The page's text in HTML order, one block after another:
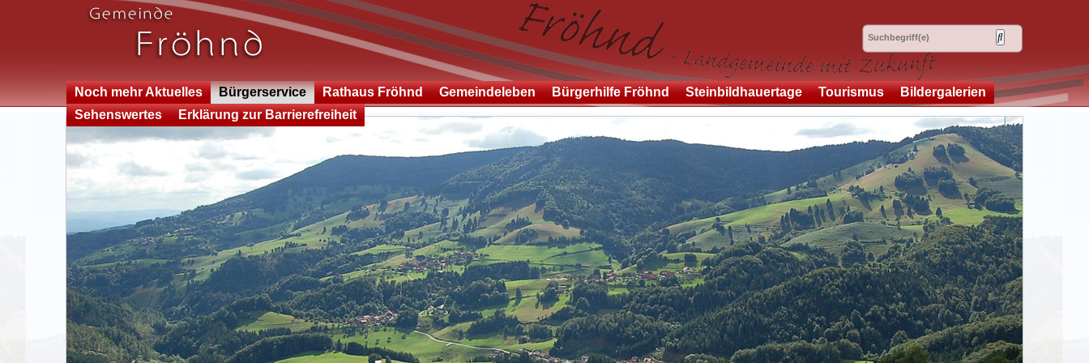
Noch mehr Aktuelles Bürgerservice Rathaus Fröhnd Gemeindeleben Bürgerhilfe Fröhnd Steinbildhauertage Tourismus
Bildergalerien
Sehenswertes
Erklärung zur Barrierefreiheit